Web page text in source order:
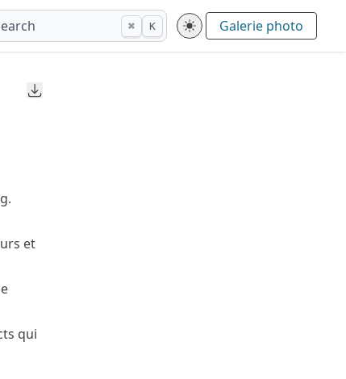
⌘ K Galerie photo
Downloads
et
qui